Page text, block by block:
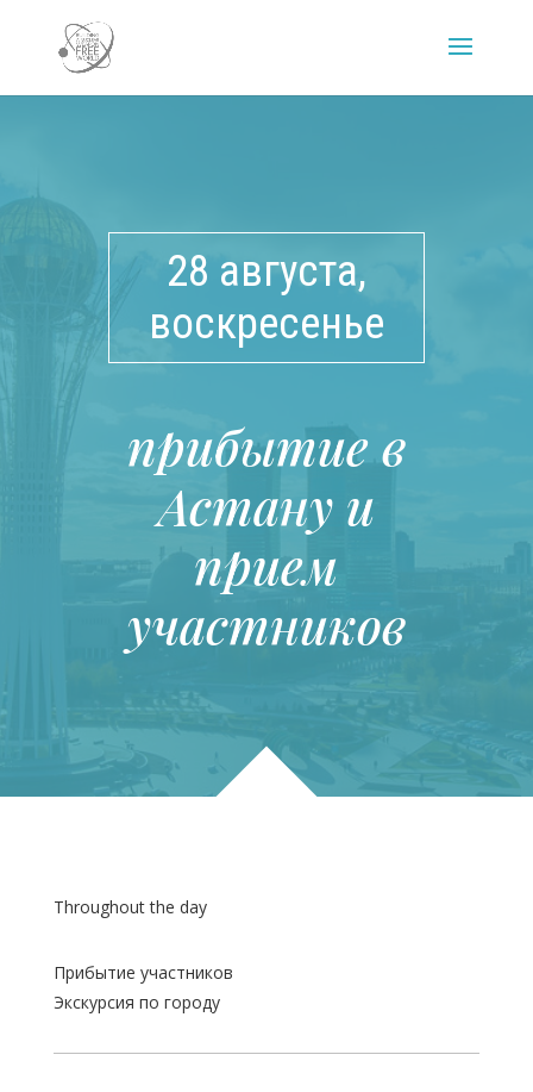
28 августа,
воскресенье
прибытие в
Астану и
прием
участников
Throughout the day
Прибытие участников
Экскурсия по городу